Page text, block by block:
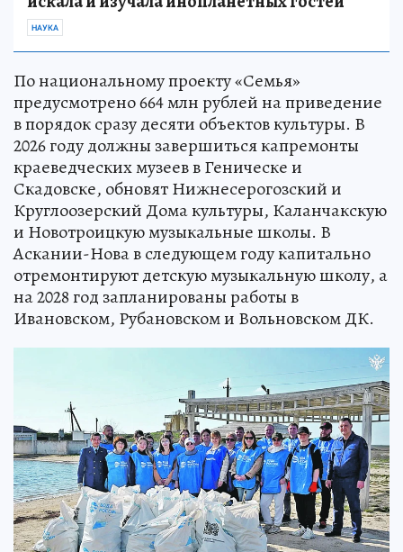
НАУКА
По национальному проекту «Семья»
предусмотрено 664 млн рублей на приведение
в порядок сразу десяти объектов культуры. В
2026 году должны завершиться капремонты
краеведческих музеев в Геническе и
Скадовске, обновят Нижнесерогозский и
Круглоозерский Дома культуры, Каланчакскую
и Новотроицкую музыкальные школы. В
Аскании-Нова в следующем году капитально
отремонтируют детскую музыкальную школу, а
на 2028 год запланированы работы в
Ивановском, Рубановском и Вольновском ДК.